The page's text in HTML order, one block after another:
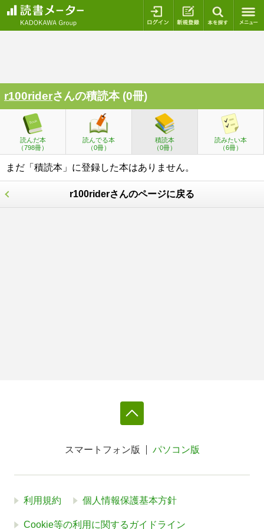
ログイン 新規登録
r100riderさんの積読本 (0冊)
読んだ本
（798冊）
読んでる本
（0冊）
積読本
（0冊）
読みたい本
（6冊）
まだ「積読本」に登録した本はありません。
r100riderさんのページに戻る
スマートフォン版 パソコン版
利用規約 個人情報保護基本方針
Cookie等の利用に関するガイドライン